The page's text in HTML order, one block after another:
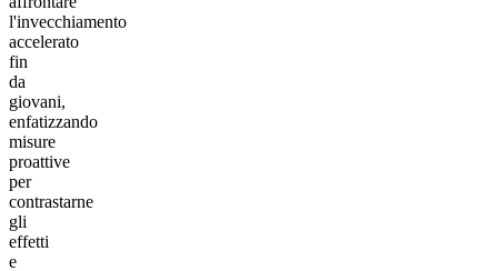
l'invecchiamento
accelerato
fin
da
giovani,
enfatizzando
misure
proattive
per
contrastarne
gli
effetti
e